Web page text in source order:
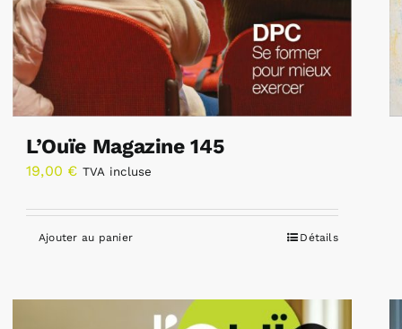
L’Ouïe Magazine 145
19,00 € TVA incluse
Ajouter au panier Détails